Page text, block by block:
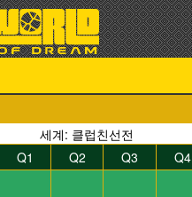
세계: 클럽친선전
Q1
Q2 Q3 Q4